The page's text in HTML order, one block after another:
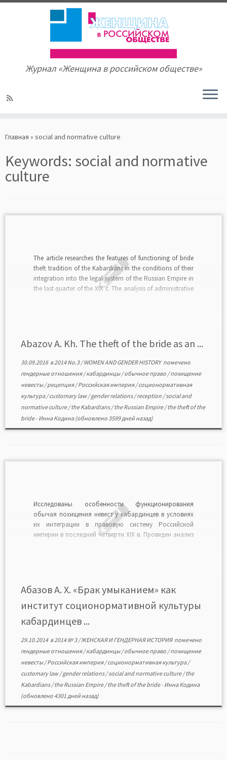
to
Журнал «Женщина в российском обществе»
Главная » social and normative culture
Keywords: social and normative
culture
The article researches the features of functioning of bride
theft tradition of the Kabardians in the conditions of their
integration into the legal system of the Russian Empire in
the last quarter of the XIX c. The analysis of administrative
Abazov A. Kh. The theft of the bride as аn ...
30.09.2016в2014 No.3/WOMEN AND GENDER HISTORYпомечено
гендерные отношения/кабардинцы/обычное право /похищение
невесты/рецепция/Российская империя/соционормативная
культура/customary law/gender relations/reception /social and
normative culture/the Kabardians/the Russian Empire/the theft of the
bride- Инна Кодина(обновлено 3599 дней назад)
Исследованы особенности функционирования
обычая похищения невест у кабардинцев в условиях
их интеграции в правовую систему Российской
империи в последней четверти XIX в. Проведен анализ
кабардинцев в области регулирования семейно-
брачных […]
Абазов А. Х. «Брак умыканием» как
институт соционормативной культуры
кабардинцев ...
29.10.2014в2014 № 3/ЖЕНСКАЯ И ГЕНДЕРНАЯ ИСТОРИЯ помечено
гендерные отношения/кабардинцы/обычное право /похищение
невесты/Российская империя/соционормативная культура/
customary law/gender relations/social and normative culture/the
Kabardians/the Russian Empire/the theft of the bride- Инна Кодина
(обновлено 4301 дней назад)